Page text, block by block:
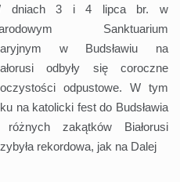
dniach 3 i 4 lipca br. w
Sanktuarium
w Budsławiu na
odbyły się coroczne
odpustowe. W tym
na katolicki fest do Budsławia
zakątków Białorusi
rekordowa, jak na Dalej